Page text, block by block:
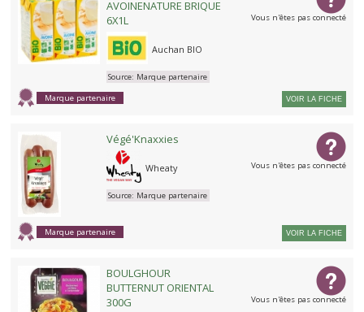
AVOINENATURE BRIQUE
6X1L
Auchan BIO
Marque partenaire
Source: Marque partenaire
Vous n'êtes pas connecté
VOIR LA FICHE
Végé'Knaxxies
Wheaty
Marque partenaire
Source: Marque partenaire
Vous n'êtes pas connecté
VOIR LA FICHE
BOULGHOUR
BUTTERNUT ORIENTAL
300G
Vous n'êtes pas connecté